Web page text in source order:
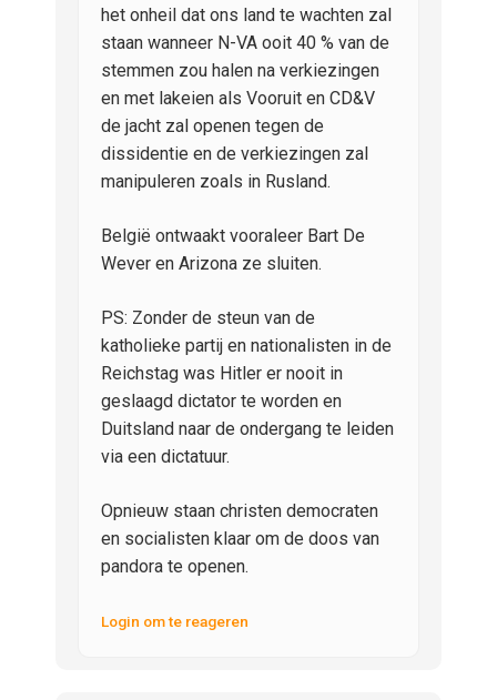
het onheil dat ons land te wachten zal
staan wanneer N-VA ooit 40 % van de
stemmen zou halen na verkiezingen
en met lakeien als Vooruit en CD&V
de jacht zal openen tegen de
dissidentie en de verkiezingen zal
manipuleren zoals in Rusland.
België ontwaakt vooraleer Bart De
Wever en Arizona ze sluiten.
PS: Zonder de steun van de
katholieke partij en nationalisten in de
Reichstag was Hitler er nooit in
geslaagd dictator te worden en
Duitsland naar de ondergang te leiden
via een dictatuur.
Opnieuw staan christen democraten
en socialisten klaar om de doos van
pandora te openen.
Login om te reageren